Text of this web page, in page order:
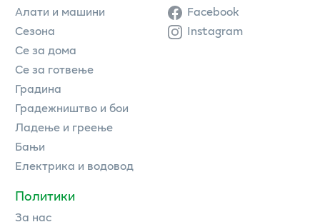
Алати и машини
Сезона
Се за дома
Се за готвење
Градина
Градежништво и бои
Ладење и греење
Бањи
Електрика и водовод
Политики
За нас
Facebook
Instagram